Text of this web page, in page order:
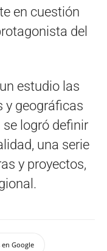
en cuestión
del
estudio las
y geográficas
se logró definir
una serie
y proyectos,
en Google